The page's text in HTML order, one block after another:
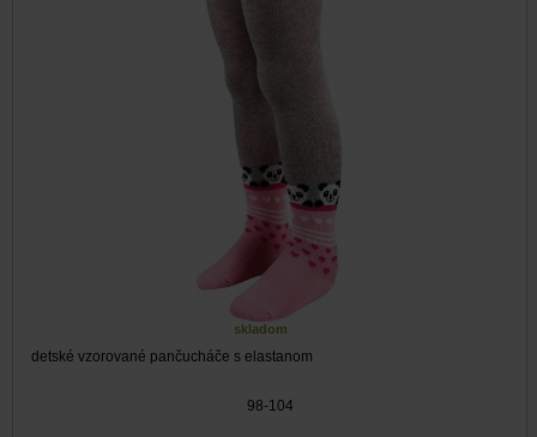
skladom
detské vzorované pančucháče s elastanom
98-104